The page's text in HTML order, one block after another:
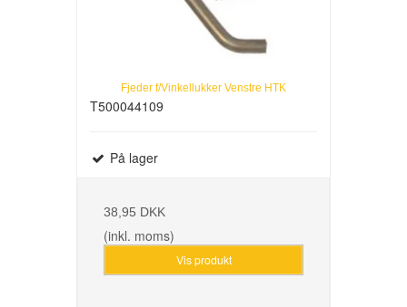
Fjeder f/Vinkellukker Venstre HTK
T500044109
På lager
38,95 DKK
(inkl. moms)
Vis produkt